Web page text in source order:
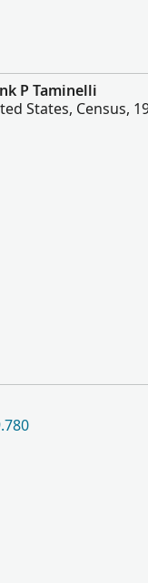
P Taminelli
States, Census,